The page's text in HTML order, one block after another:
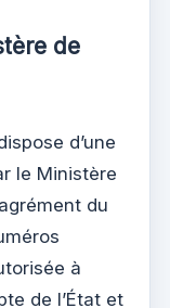
de
d’une
le Ministère
du
à
de l’État et